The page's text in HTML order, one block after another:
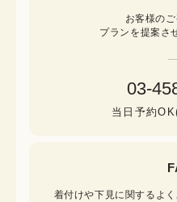
お客様の
プランを提案さ
03-
当日予約
着付けや下見に関するよ